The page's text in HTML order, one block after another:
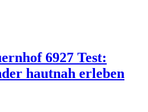
6927 Test:
hautnah erleben